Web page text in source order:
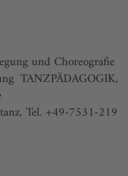
und Choreografie
TANZPÄDAGOGIK,
Tel. +49-7531-219